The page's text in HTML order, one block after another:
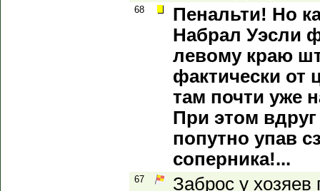
68
Пенальти! Но
Набрал Уэсли
левому краю
фактически от
там почти уже
При этом
попутно упав
соперника!...
67 Заброс у